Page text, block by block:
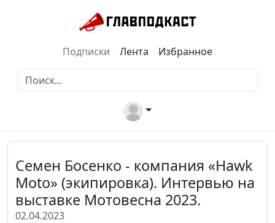
Подписки Лента Избранное
Семен Босенко - компания «Hawk
Moto» (экипировка). Интервью на
выставке Мотовесна 2023.
02.04.2023